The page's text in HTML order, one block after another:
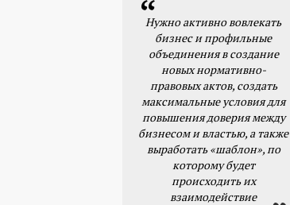
Нужно активно вовлекать
бизнес и профильные
объединения в создание
новых нормативно-
правовых актов, создать
максимальные условия для
повышения доверия между
бизнесом и властью, а также
выработать «шаблон», по
которому будет
происходить их
взаимодействие